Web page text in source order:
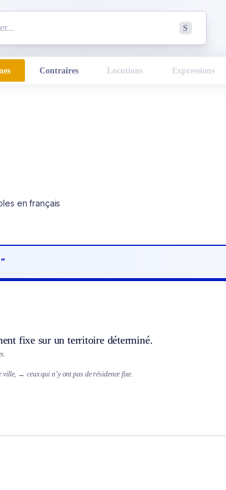
S
Contraires Locutions Expressions
en français
fixe sur un territoire déterminé.
ville, → ceux qui n’y ont pas de résidence fixe.